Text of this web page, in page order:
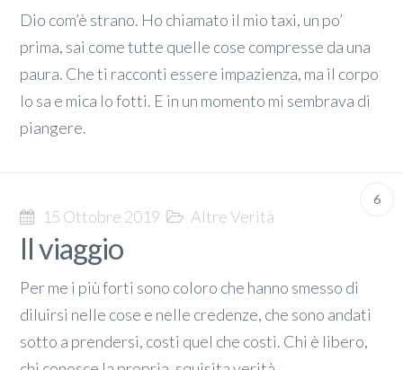
Dio com’è strano. Ho chiamato il mio taxi, un po’
prima, sai come tutte quelle cose compresse da una
paura. Che ti racconti essere impazienza, ma il corpo
lo sa e mica lo fotti. E in un momento mi sembrava di
piangere.
6
15 Ottobre 2019 Altre Verità
Il viaggio
Per me i più forti sono coloro che hanno smesso di
diluirsi nelle cose e nelle credenze, che sono andati
sotto a prendersi, costi quel che costi. Chi è libero,